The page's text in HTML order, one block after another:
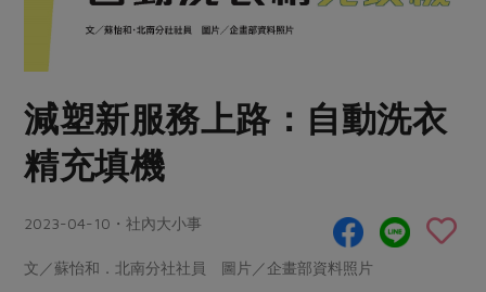
奶蛋豆・五穀
蛋
豆製品 米麵雜糧
肉品・水產
畜產肉類
水畜加工品
肉食
海鮮
常備菜
蔬食
蛋料理
料理方式
把最好的台灣味帶回家！
防災用品預購圓滿結束
更多預購活動
合作25-經典快閃最後一週
觀點文章
主婦食堂
社內大小事 合作聯合國
產品故事
樂齡生活
廚房瑜伽
關於合作社
關於我們
合作社組織
產品檢驗
減塑新服務上路：自動洗衣
精充填機
2023-04-10・社內大小事
文／蘇怡和．北南分社社員 圖片／企畫部資料照片